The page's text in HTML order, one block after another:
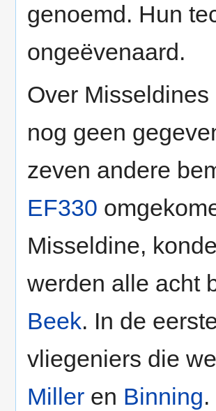
genoemd. Hun
ongeëvenaard.
Over
nog geen
zeven andere
EF330
Misseldine,
werden alle acht
Beek. In de
vliegeniers die
Miller en Binning